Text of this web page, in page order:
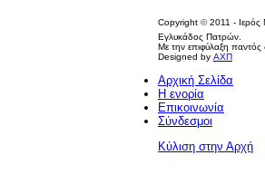
Copyright ©2011 - Ιερός
Εγλυκάδος Πατρών.
Με την επιφύλαξη παντός
Designed by ΑΧΠ
Αρχική Σελίδα
Η ενορία
Επικοινωνία
Σύνδεσμοι
Κύλιση στην Αρχή